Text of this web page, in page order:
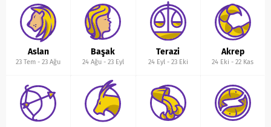
Aslan
23 Tem -23 Ağu
Başak
24 Ağu- 23 Eyl
Terazi
24 Eyl- 23 Eki
Akrep
24 Eki -22 Kas